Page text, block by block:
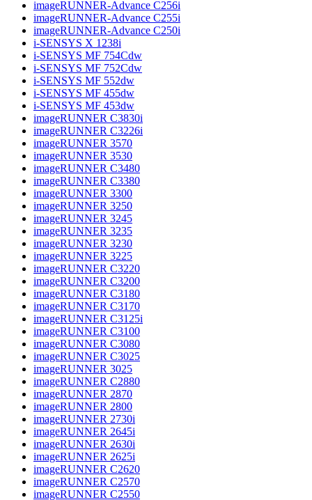
imageRUNNER-Advance C256i
imageRUNNER-Advance C255i
imageRUNNER-Advance C250i
i-SENSYS X 1238i
i-SENSYS MF 754Cdw
i-SENSYS MF 752Cdw
i-SENSYS MF 552dw
i-SENSYS MF 455dw
i-SENSYS MF 453dw
imageRUNNER C3830i
imageRUNNER C3226i
imageRUNNER 3570
imageRUNNER 3530
imageRUNNER C3480
imageRUNNER C3380
imageRUNNER 3300
imageRUNNER 3250
imageRUNNER 3245
imageRUNNER 3235
imageRUNNER 3230
imageRUNNER 3225
imageRUNNER C3220
imageRUNNER C3200
imageRUNNER C3180
imageRUNNER C3170
imageRUNNER C3125i
imageRUNNER C3100
imageRUNNER C3080
imageRUNNER C3025
imageRUNNER 3025
imageRUNNER C2880
imageRUNNER 2870
imageRUNNER 2800
imageRUNNER 2730i
imageRUNNER 2645i
imageRUNNER 2630i
imageRUNNER 2625i
imageRUNNER C2620
imageRUNNER C2570
imageRUNNER C2550